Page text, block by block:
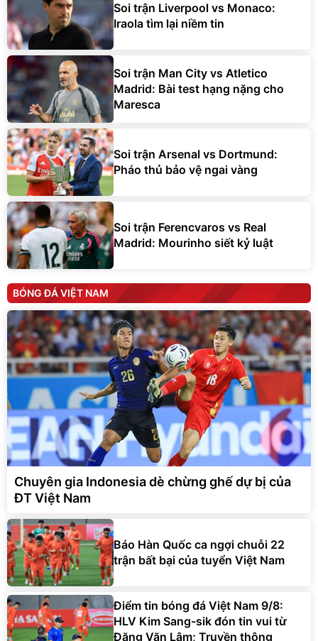
Soi trận Liverpool vs Monaco:
Iraola tìm lại niềm tin
Soi trận Man City vs Atletico
Madrid: Bài test hạng nặng cho
Maresca
Soi trận Arsenal vs Dortmund:
Pháo thủ bảo vệ ngai vàng
Soi trận Ferencvaros vs Real
Madrid: Mourinho siết kỷ luật
BÓNG ĐÁ VIỆT NAM
Chuyên gia Indonesia dè chừng ghế dự bị của
ĐT Việt Nam
Báo Hàn Quốc ca ngợi chuỗi 22
trận bất bại của tuyển Việt Nam
Điểm tin bóng đá Việt Nam 9/8:
HLV Kim Sang-sik đón tin vui từ
Đặng Văn Lâm; Truyền thông